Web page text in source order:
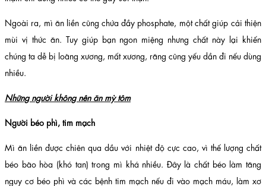
Ngoài ra, mì ăn liền cũng chứa đầy phosphate, một chất giúp cải thiện
mùi vị thức ăn. Tuy giúp bạn ngon miệng nhưng chất này lại khiến
chúng ta dễ bị loãng xương, mất xương, răng cũng yếu dần đi nếu dùng
nhiều.
Những người không nên ăn mỳ tôm
Người béo phì, tim mạch
Mì ăn liền được chiên qua dầu với nhiệt độ cực cao, vì thế lượng chất
béo bão hòa (khó tan) trong mì khá nhiều. Đây là chất béo làm tăng
nguy cơ béo phì và các bệnh tim mạch nếu đi vào mạch máu, làm xơ